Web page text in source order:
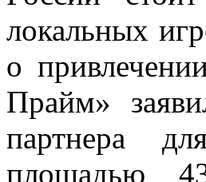
локальных
о
Прайм»
партнера
площадью